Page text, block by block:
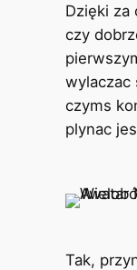
Dzięki za
czy
wylaczac
czyms
plynac
Tak,